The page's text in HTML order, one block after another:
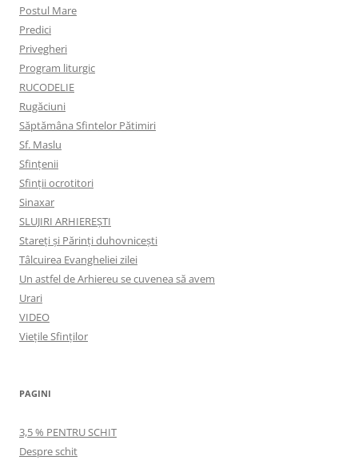
Postul Mare
Predici
Privegheri
Program liturgic
RUCODELIE
Rugăciuni
Săptămâna Sfintelor Pătimiri
Sf. Maslu
Sfințenii
Sfinții ocrotitori
Sinaxar
SLUJIRI ARHIEREȘTI
Stareți și Părinți duhovnicești
Tâlcuirea Evangheliei zilei
Un astfel de Arhiereu se cuvenea să avem
Urari
VIDEO
Viețile Sfinților
PAGINI
3,5 % PENTRU SCHIT
Despre schit